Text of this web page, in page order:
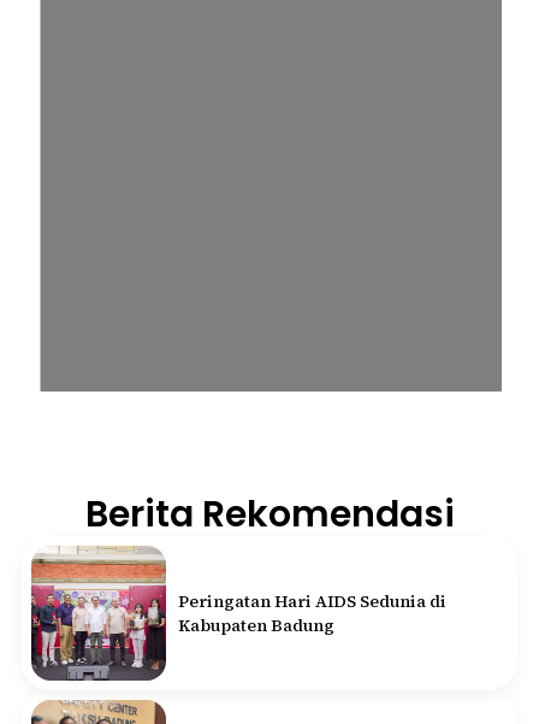
Berita Rekomendasi
Peringatan Hari AIDS Sedunia di
Kabupaten Badung